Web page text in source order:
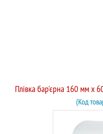
Плівка бар'єрна 160 мм x
(Код